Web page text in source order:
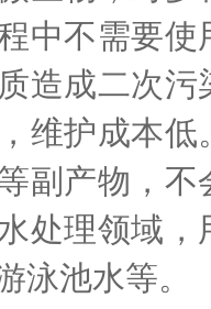
中不需要
造成二次
维护成本
副产物，
处理领域
泳池水等。